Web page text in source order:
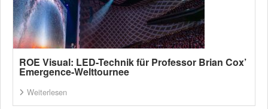
ROE Visual: LED-Technik für Professor Brian Cox’
Emergence-Welttournee
Weiterlesen